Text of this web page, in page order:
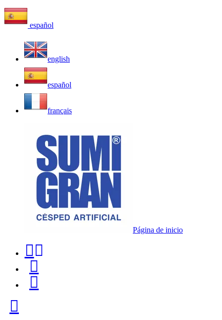
español
english
español
français
Página de inicio